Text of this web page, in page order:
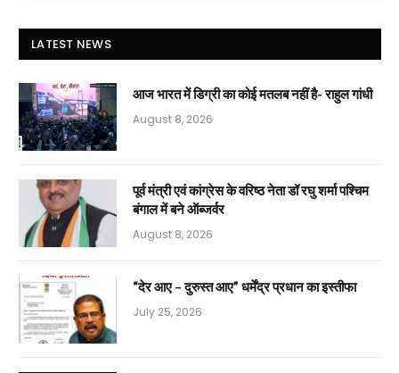
LATEST NEWS
आज भारत में डिग्री का कोई मतलब नहीं है- राहुल गांधी
August 8, 2026
पूर्व मंत्री एवं कांग्रेस के वरिष्ठ नेता डॉ रघु शर्मा पश्चिम
बंगाल में बने ऑब्जर्वर
August 8, 2026
“देर आए – दुरुस्त आए” धर्मेंद्र प्रधान का इस्तीफा
July 25, 2026